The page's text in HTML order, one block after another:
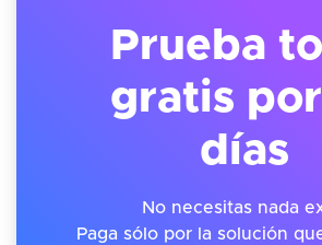
Prueba
gratis por
días
No necesitas nada
Paga sólo por la solución